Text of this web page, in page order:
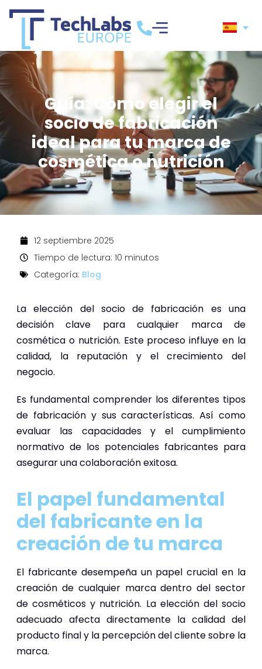
Guía: Cómo elegir el
socio de fabricación
ideal para tu marca de
cosmética o nutrición
12 septiembre 2025
Tiempo de lectura: 10 minutos
Categoría: Blog
La elección del socio de fabricación es una
decisión clave para cualquier marca de
cosmética o nutrición. Este proceso influye en la
calidad, la reputación y el crecimiento del
negocio.
Es fundamental comprender los diferentes tipos
de fabricación y sus características. Así como
evaluar las capacidades y el cumplimiento
normativo de los potenciales fabricantes para
asegurar una colaboración exitosa.
El papel fundamental
del fabricante en la
creación de tu marca
El fabricante desempeña un papel crucial en la
creación de cualquier marca dentro del sector
de cosméticos y nutrición. La elección del socio
adecuado afecta directamente la calidad del
producto final y la percepción del cliente sobre la
marca.